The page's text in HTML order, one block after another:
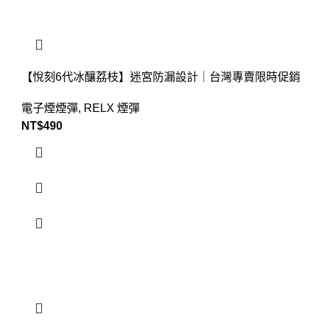
【悅刻6代冰釀荔枝】迷宮防漏設計｜台灣專賣限時促銷
電子煙煙彈, RELX 煙彈
NT$490